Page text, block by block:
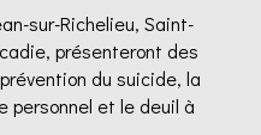
sur-Richelieu, Saint-
présenteront des
du suicide, la
personnel et le deuil à